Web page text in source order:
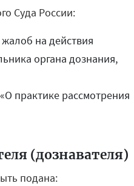
Суда России:
на действия
органа дознания,
практике рассмотрения
(дознавателя)
подана: